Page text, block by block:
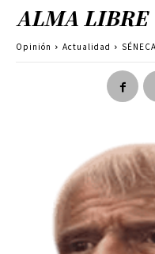
ALMA LIBRE
Opinión Actualidad